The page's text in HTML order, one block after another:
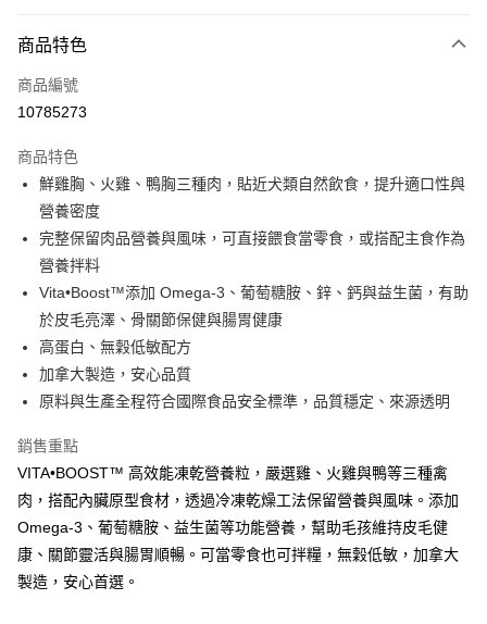
信用卡一次付款
超商取貨付款
Apple Pay
街口支付
悠遊付
ATM付款
運送方式
7-11取貨付款
宅配
每筆NT$100，滿NT$899(含以上)免運費
商品特色
商品編號
10785273
商品特色
鮮雞胸、火雞、鴨胸三種肉，貼近犬類自然飲食，提升適口性與
營養密度
完整保留肉品營養與風味，可直接餵食當零食，或搭配主食作為
營養拌料
Vita•Boost™添加 Omega-3、葡萄糖胺、鋅、鈣與益生菌，有助
於皮毛亮澤、骨關節保健與腸胃健康
高蛋白、無穀低敏配方
加拿大製造，安心品質
原料與生產全程符合國際食品安全標準，品質穩定、來源透明
銷售重點
VITA•BOOST™ 高效能凍乾營養粒，嚴選雞、火雞與鴨等三種禽
肉，搭配內臟原型食材，透過冷凍乾燥工法保留營養與風味。添加
Omega-3、葡萄糖胺、益生菌等功能營養，幫助毛孩維持皮毛健
康、關節靈活與腸胃順暢。可當零食也可拌糧，無穀低敏，加拿大
製造，安心首選。